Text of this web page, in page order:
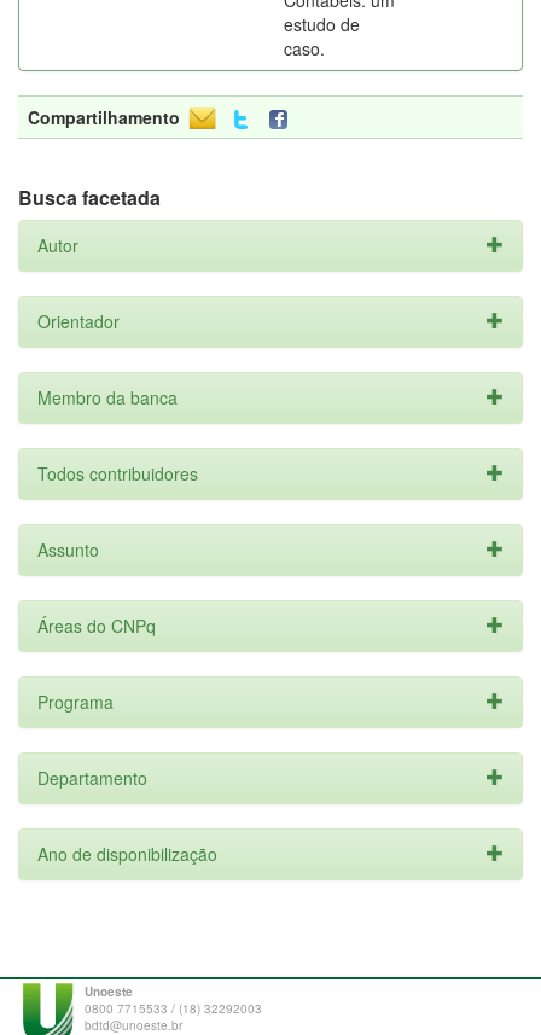
estudo de
caso.
Compartilhamento
Busca facetada
Autor
Orientador
Membro da banca
Todos contribuidores
Assunto
Áreas do CNPq
Programa
Departamento
Ano de disponibilização
Unoeste
0800 7715533 / (18) 32292003
bdtd@unoeste.br